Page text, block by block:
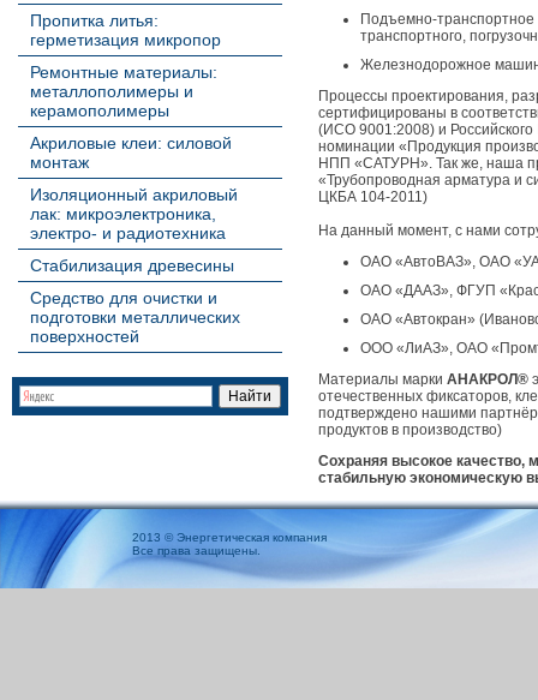
Пропитка литья:
герметизация микропор
Ремонтные материалы:
металлополимеры и
керамополимеры
Акриловые клеи: силовой
монтаж
Изоляционный акриловый
лак: микроэлектроника,
электро- и радиотехника
Стабилизация древесины
Средство для очистки и
подготовки металлических
поверхностей
Подъемно-транспортное
транспортного,
Железнодорожное
Процессы проектирования,
сертифицированы в
(ИСО 9001:2008) и Российского
номинации «Продукция
НПП «САТУРН». Так же, наша
«Трубопроводная арматура и
ЦКБА 104-2011)
На данный момент, с нами
ОАО «АвтоВАЗ», ОАО
ОАО «ДААЗ», ФГУП
ОАО «Автокран»
ООО «ЛиАЗ», ОАО
Материалы марки АНАКРОЛ®
отечественных фиксаторов,
подтверждено нашими
продуктов в производство)
Сохраняя высокое качество,
стабильную экономическую
2013 © Энергетическая компания
Все права защищены.